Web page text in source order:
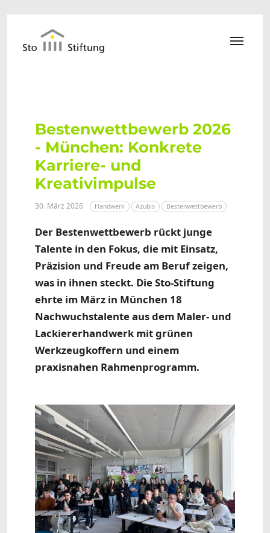
Bestenwettbewerb 2026
- München: Konkrete
Karriere- und
Kreativimpulse
30. März 2026 Handwerk Azubis Bestenwettbewerb
Der Bestenwettbewerb rückt junge
Talente in den Fokus, die mit Einsatz,
Präzision und Freude am Beruf zeigen,
was in ihnen steckt. Die Sto-Stiftung
ehrte im März in München 18
Nachwuchstalente aus dem Maler- und
Lackiererhandwerk mit grünen
Werkzeugkoffern und einem
praxisnahen Rahmenprogramm.